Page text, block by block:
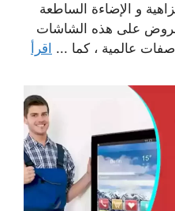
و الإضاءة الساطعة
عروض على هذه الشاشات
عالمية ، كما ... اقرأ